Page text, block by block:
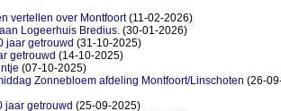
vertellen over Montfoort(11-02-2026)
Logeerhuis Bredius. (30-01-2026)
jaar getrouwd (31-10-2025)
getrouwd (14-10-2025)
(07-10-2025)
Zonnebloem afdeling Montfoort/Linschoten (26-
jaar getrouwd (25-09-2025)